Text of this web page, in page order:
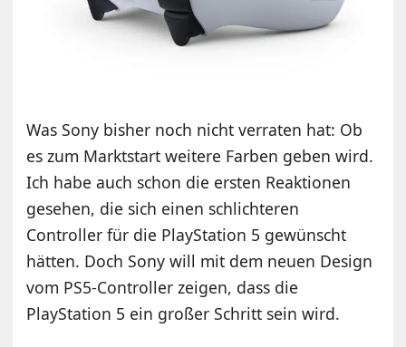
Was Sony bisher noch nicht verraten hat: Ob
es zum Marktstart weitere Farben geben wird.
Ich habe auch schon die ersten Reaktionen
gesehen, die sich einen schlichteren
Controller für die PlayStation 5 gewünscht
hätten. Doch Sony will mit dem neuen Design
vom PS5-Controller zeigen, dass die
PlayStation 5 ein großer Schritt sein wird.